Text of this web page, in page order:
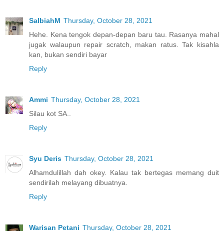
SalbiahM Thursday, October 28, 2021
Hehe. Kena tengok depan-depan baru tau. Rasanya mahal
jugak walaupun repair scratch, makan ratus. Tak kisahla
kan, bukan sendiri bayar
Reply
Ammi Thursday, October 28, 2021
Silau kot SA..
Reply
Syu Deris Thursday, October 28, 2021
Alhamdulillah dah okey. Kalau tak bertegas memang duit
sendirilah melayang dibuatnya.
Reply
Warisan Petani Thursday, October 28, 2021